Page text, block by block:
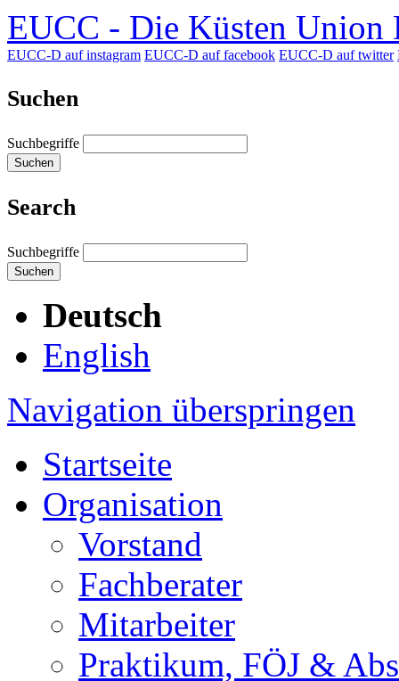
EUCC - Die Küsten Union
EUCC-D auf instagram EUCC-D auf facebook EUCC-D auf twitter
Suchen
Suchbegriffe
Suchen
Search
Suchbegriffe
Suchen
Deutsch
English
Navigation überspringen
Startseite
Organisation
Vorstand
Fachberater
Mitarbeiter
Praktikum, FÖJ &